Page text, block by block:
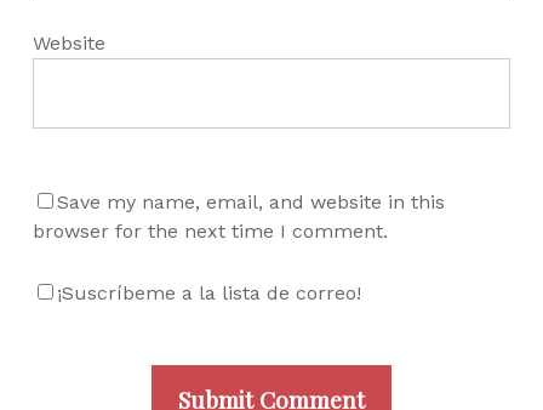
Website
Save my name, email, and website in this
browser for the next time I comment.
¡Suscríbeme a la lista de correo!